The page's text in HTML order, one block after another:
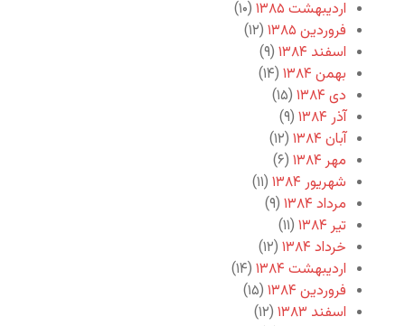
اردیبهشت ۱۳۸۵
(۱۰)
فروردین ۱۳۸۵
(۱۲)
اسفند ۱۳۸۴
(۹)
بهمن ۱۳۸۴
(۱۴)
دی ۱۳۸۴
(۱۵)
آذر ۱۳۸۴
(۹)
آبان ۱۳۸۴
(۱۲)
مهر ۱۳۸۴
(۶)
شهریور ۱۳۸۴
(۱۱)
مرداد ۱۳۸۴
(۹)
تیر ۱۳۸۴
(۱۱)
خرداد ۱۳۸۴
(۱۲)
اردیبهشت ۱۳۸۴
(۱۴)
فروردین ۱۳۸۴
(۱۵)
اسفند ۱۳۸۳
(۱۲)